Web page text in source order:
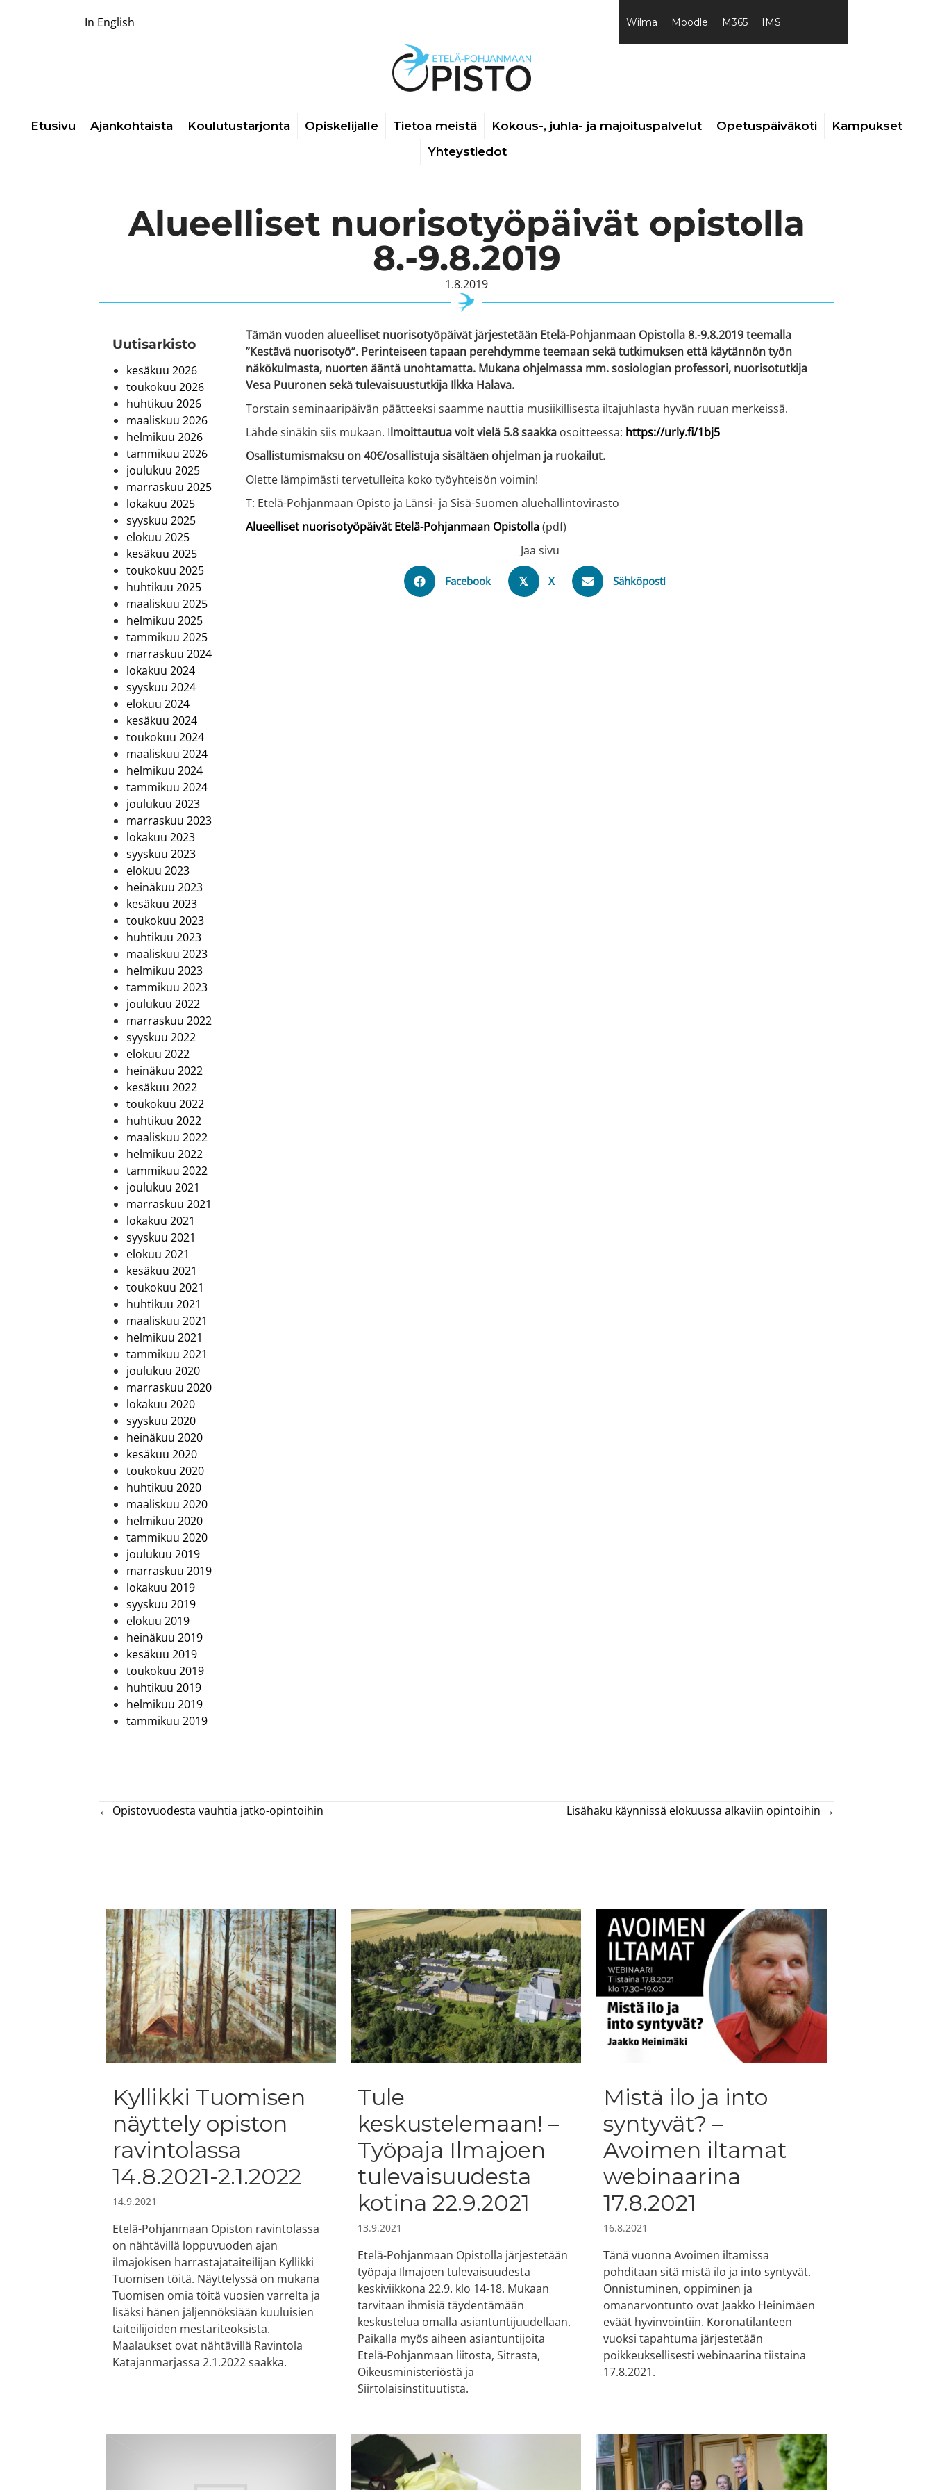
In English Wilma Moodle M365 IMS
Etusivu Ajankohtaista Koulutustarjonta Opiskelijalle Tietoa meistä Kokous-, juhla- ja majoituspalvelut Opetuspäiväkoti
Kampukset
Yhteystiedot
Alueelliset nuorisotyöpäivät opistolla
8.-9.8.2019
1.8.2019
Uutis­arkisto
kesäkuu 2026
toukokuu 2026
huhtikuu 2026
maaliskuu 2026
helmikuu 2026
tammikuu 2026
joulukuu 2025
marraskuu 2025
lokakuu 2025
syyskuu 2025
elokuu 2025
kesäkuu 2025
toukokuu 2025
huhtikuu 2025
maaliskuu 2025
helmikuu 2025
tammikuu 2025
marraskuu 2024
lokakuu 2024
syyskuu 2024
elokuu 2024
kesäkuu 2024
toukokuu 2024
maaliskuu 2024
helmikuu 2024
tammikuu 2024
joulukuu 2023
marraskuu 2023
lokakuu 2023
syyskuu 2023
elokuu 2023
heinäkuu 2023
kesäkuu 2023
toukokuu 2023
huhtikuu 2023
maaliskuu 2023
helmikuu 2023
tammikuu 2023
joulukuu 2022
marraskuu 2022
syyskuu 2022
elokuu 2022
heinäkuu 2022
kesäkuu 2022
toukokuu 2022
huhtikuu 2022
maaliskuu 2022
helmikuu 2022
tammikuu 2022
joulukuu 2021
marraskuu 2021
lokakuu 2021
syyskuu 2021
elokuu 2021
kesäkuu 2021
toukokuu 2021
huhtikuu 2021
maaliskuu 2021
helmikuu 2021
tammikuu 2021
joulukuu 2020
marraskuu 2020
lokakuu 2020
syyskuu 2020
heinäkuu 2020
kesäkuu 2020
toukokuu 2020
huhtikuu 2020
maaliskuu 2020
helmikuu 2020
tammikuu 2020
joulukuu 2019
marraskuu 2019
lokakuu 2019
syyskuu 2019
elokuu 2019
heinäkuu 2019
kesäkuu 2019
toukokuu 2019
huhtikuu 2019
helmikuu 2019
tammikuu 2019
Tämän vuoden alueelliset nuorisotyöpäivät järjestetään Etelä-Pohjanmaan Opistolla 8.-9.8.2019 teemalla
”Kestävä nuorisotyö”. Perinteiseen tapaan perehdymme teemaan sekä tutkimuksen että käytännön työn
näkökulmasta, nuorten ääntä unohtamatta. Mukana ohjelmassa mm. sosiologian professori, nuorisotutkija
Vesa Puuronen sekä tulevaisuustutkija Ilkka Halava.
Torstain seminaaripäivän päätteeksi saamme nauttia musiikillisesta iltajuhlasta hyvän ruuan merkeissä.
Lähde sinäkin siis mukaan. Ilmoittautua voit vielä 5.8 saakka osoitteessa: https://urly.fi/1bj5
Osallistumismaksu on 40€/osallistuja sisältäen ohjelman ja ruokailut.
Olette lämpimästi tervetulleita koko työyhteisön voimin!
T: Etelä-Pohjanmaan Opisto ja Länsi- ja Sisä-Suomen aluehallintovirasto
Alueelliset nuorisotyöpäivät Etelä-Pohjanmaan Opistolla(pdf)
Jaa sivu
Facebook 𝕏 X Sähköposti
Posts
← Opistovuodesta vauhtia jatko-opintoihin Lisähaku käynnissä elokuussa alkaviin opintoihin →
Kyllikki Tuomisen
näyttely opiston
ravintolassa
14.8.2021-2.1.2022
14.9.2021
Etelä-Pohjanmaan Opiston ravintolassa
on nähtävillä loppuvuoden ajan
ilmajokisen harrastajataiteilijan Kyllikki
Tuomisen töitä. Näyttelyssä on mukana
Tuomisen omia töitä vuosien varrelta ja
lisäksi hänen jäljennöksiään kuuluisien
taiteilijoiden mestariteoksista.
Maalaukset ovat nähtävillä Ravintola
Katajanmarjassa 2.1.2022 saakka.
Tule
keskustelemaan! –
Työpaja Ilmajoen
tulevaisuudesta
kotina 22.9.2021
13.9.2021
Etelä-Pohjanmaan Opistolla järjestetään
työpaja Ilmajoen tulevaisuudesta
keskiviikkona 22.9. klo 14-18. Mukaan
tarvitaan ihmisiä täydentämään
keskustelua omalla asiantuntijuudellaan.
Paikalla myös aiheen asiantuntijoita
Etelä-Pohjanmaan liitosta, Sitrasta,
Oikeusministeriöstä ja
Siirtolaisinstituutista.
Mistä ilo ja into
syntyvät? –
Avoimen iltamat
webinaarina
17.8.2021
16.8.2021
Tänä vuonna Avoimen iltamissa
pohditaan sitä mistä ilo ja into syntyvät.
Onnistuminen, oppiminen ja
omanarvontunto ovat Jaakko Heinimäen
eväät hyvinvointiin. Koronatilanteen
vuoksi tapahtuma järjestetään
poikkeuksellisesti webinaarina tiistaina
17.8.2021.